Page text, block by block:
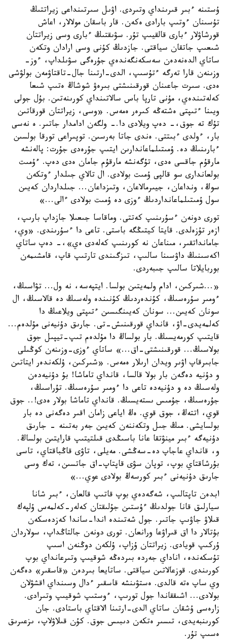
ۇستىنە ءبىر قىرىنداي وتىردى. اۋىل سىرتىنداعى زيراتتىڭ
تۇسىنان ءوتىپ بارادى ەكەن. قار باسقان مولالار، اعاش
قورشاۋلار ءبارى قالقيىپ تۇر. سۋىقتىڭ ءبارى وسى زيراتتان
شىعىپ جاتقان سياقتى. جازدىڭ كۇنى وسى ارادان وتكەن
ساتاي الدەنەدەن سەسكەنگەندەي جۇرەگى سۋىلداپ، ءوز-
وزىنەن قارا تەرگە ءتۇسىپ، الدى-ارتىنا جال-تاقتاۋمەن بولۋشى
ەدى. سىرت جاعىنان قورقىنىشتى بىرەۋ شوشاڭ ەتىپ شىعا
كەلەتىندەي، مۇنى تارپا باس سالاتىنداي كورىنەتىن. بۇل جولى
ويىنا ءتىپتى ەشتەڭە كىرەر ەمەس. «وسى، زيراتتان قورقاتىن
تۇك تە جوق،- دەپ ويلادى دا.- ولگەن ادامدار جاتىر. ە نەسى
بار، ءولدى ءبىتتى. ەندى جاتا بەرسىن. توپىراعى تورقا بولسىن
ءبارىنىڭ دە. ۇمىتىلماعاندارىن ايتىپ جۇرەدى جۇرت: پالەنشە
مارقۇم جاقسى ەدى، تۇگەنشە مارقۇم جامان ەدى دەپ. ءۇمىت
بولعاندارى سو قالپى ۇمىت بولادى. ال تالاي جىلدار ءوتكەن
سوڭ، ونداعان، جيىرمالاعان، وتىزداعان... جىلداردان كەيىن
سول ۇمىتىلماعانداردىڭ ءوزى دە ۇمىت بولادى ءالى...»
تورى دونەن ءسۇرىنىپ كەتتى. وماقاسا جىعىلا جازداپ بارىپ،
ازەر تۇزەلدى. قايتا كيتىڭگە باستى. تاعى دا ءسۇرىندى. «وي،
جامانداتقىر، مىناعان نە كورىنىپ كەلەدى ەي»،- دەپ ساتاي
اكەسىنىڭ داۋسىنا سالىپ، تىزگىندى تارتىپ قاپ، قامشىمەن
بوربايلاتا سالىپ جىبەردى.
«...شىركىن، ادام ولمەيتىن بولسا. ايتپەسە، نە ول... تۋاسىڭ،
ءومىر سۇرەسىڭ، كۇندەردىڭ كۇنىندە ولەسىڭ دە قالاسىڭ، ال
سونان كەيىن... سونان كەيىنگىسىن ءتىپتى ويلاعىڭ دا
كەلمەيدى-اۋ، قانداي قورقىنىش-تى. جارىق دۇنيەنى مۇلدەم...
قايتىپ كورمەيسىڭ. بار بولساڭ دا مۇلدەم تىپ-تيپىل جوق
بولاسىڭ... قورقىنىشتى-اق...» ساتاي ءوزى-وزىنەن كوڭىلى
جابىرقاپ اۋىر ويدان ارىلار ەمەس. «شىركىن، ۇلكەندەر ايتاتىن
و دۇنيە دەگەن بار بولا قالسا، قانداي تاماشا! بۇ دۇنيەدەن
ولەسىڭ دە و دۇنيەدە تاعى دا ءومىر سۇرەسىڭ. تۇراسىڭ،
جۇرەسىڭ، جۇمىس ىستەيسىڭ. قانداي تاماشا بولار ەدى!.. جوق
قوي، اتتەڭ، جوق قوي. ەڭ اياعى زامان اقىر دەگەنى دە بار
بولسايشى. مىڭ جىل وتكەننەن كەيىن جەر بەتىنە - جارىق
دۇنيەگە ءبىر مينۋتقا عانا باسىڭدى قىلتيتىپ قارايتىن بولساڭ.
و، قانداي عاجاپ دە-سەڭشى. مەيلى، تاۋى قاڭباقتاي، تاسى
بۇرشاقتاي بوپ، توپان سۋى قاپتاپ-اق جاتسىن، تەك وسى
جارىق دۇنيەنى ءبىر كورسەڭ بولادى عوي...»
ابدەن تاپتالىپ، شەگەدەي بوپ قاتىپ قالعان، ءبىر شانا
سيارلىق قانا جولدىڭ ءۇستىن جۇلىقتان كەلەر-كەلمەس ۇلپەك
قىلاۋ جاۋىپ جاتىر. جول شەتىندە اندا-ساندا كەزدەسكەن
بۇتالار دا اق قىراۋعا ورانعان. تورى دونەن جالتاڭداپ، سولاردان
ۇركىپ قويادى. زيراتتان ۇزاپ، ۇلكەن دوڭنەن اسىپ
تۇسكەندە، اناداي جەردە بىردەڭە شوقيىپ وتىرعانداي بوپ
كورىندى. قوزعالاتىن سياقتى. ساتايعا بىردەن «قاسقىر» دەگەن
وي ساپ ەتە قالدى. ەستۋىنشە قاسقىر ءدال وسىنداي اقشۋلان
بولادى... اشىققاندا جول تورىپ، ءوستىپ شوقيىپ وتىرادى.
زارەسى ۇشقان ساتاي الدى-ارتىنا الاقتاي باستادى. جان
كورىنبەيدى، تىسىر ەتكەن دىبىس جوق. كۇن قىلاۋلاپ، ىزعىرىق
ەسىپ تۇر.